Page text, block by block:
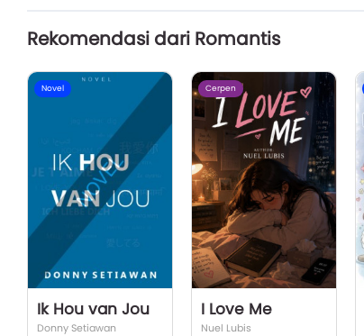
Rekomendasi dari Romantis
Novel
Ik Hou van Jou
Donny Setiawan
Cerpen
I Love Me
Nuel Lubis